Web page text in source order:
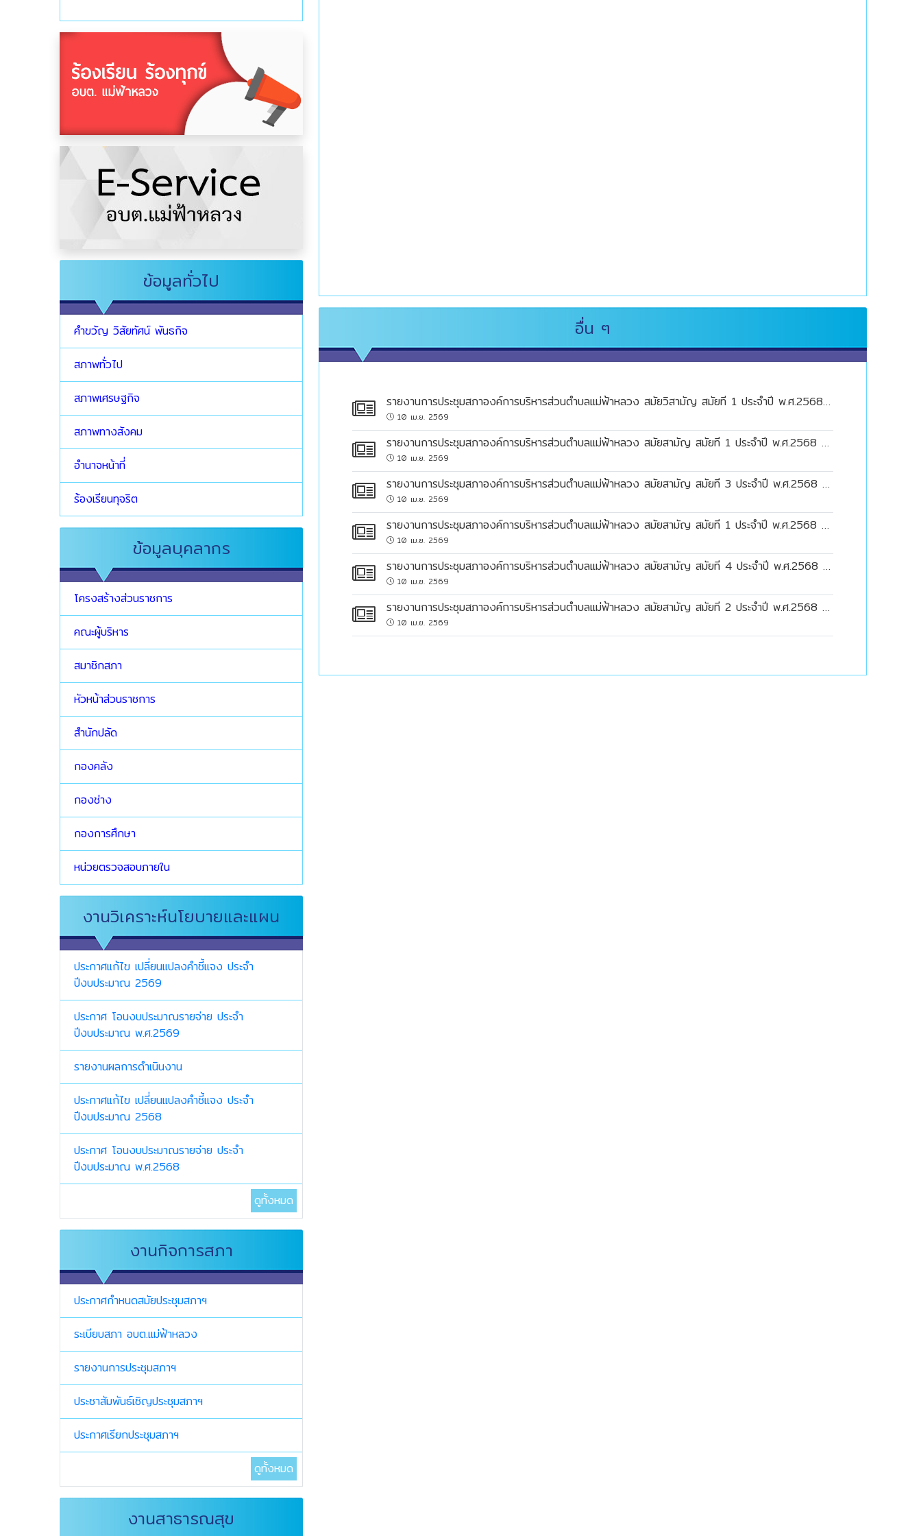
ข้อมูลทั่วไป
คำขวัญ วิสัยทัศน์ พันธกิจ
สภาพทั่วไป
สภาพเศรษฐกิจ
สภาพทางสังคม
อำนาจหน้าที่
ร้องเรียนทุจริต
ข้อมูลบุคลากร
โครงสร้างส่วนราชการ
คณะผู้บริหาร
สมาชิกสภา
หัวหน้าส่วนราชการ
สำนักปลัด
กองคลัง
กองช่าง
กองการศึกษา
หน่วยตรวจสอบภายใน
งานวิเคราะห์นโยบายและแผน
ประกาศแก้ไข เปลี่ยนแปลงคำชี้แจง ประจำ
ปีงบประมาณ 2569
ประกาศ โอนงบประมาณรายจ่าย ประจำ
ปีงบประมาณ พ.ศ.2569
รายงานผลการดำเนินงาน
ประกาศแก้ไข เปลี่ยนแปลงคำชี้แจง ประจำ
ปีงบประมาณ 2568
ประกาศ โอนงบประมาณรายจ่าย ประจำ
ปีงบประมาณ พ.ศ.2568
ดูทั้งหมด
งานกิจการสภา
ประกาศกำหนดสมัยประชุมสภาฯ
ระเบียบสภา อบต.แม่ฟ้าหลวง
รายงานการประชุมสภาฯ
ประชาสัมพันธ์เชิญประชุมสภาฯ
ประกาศเรียกประชุมสภาฯ
ดูทั้งหมด
งานสาธารณสุข
อื่น ๆ
news รายงานการประชุมสภาองค์การบริหารส่วนตำบลแม่ฟ้าหลวง สมัยวิสามัญ สมัยที่ 1 ประจำปี พ.ศ.2568 ครั้งที่ 1
clock10 เม.ย. 2569
news รายงานการประชุมสภาองค์การบริหารส่วนตำบลแม่ฟ้าหลวง สมัยสามัญ สมัยที่ 1 ประจำปี พ.ศ.2568 ครั้งที่ 1
clock10 เม.ย. 2569
news รายงานการประชุมสภาองค์การบริหารส่วนตำบลแม่ฟ้าหลวง สมัยสามัญ สมัยที่ 3 ประจำปี พ.ศ.2568 ครั้งที่ 1
clock10 เม.ย. 2569
news รายงานการประชุมสภาองค์การบริหารส่วนตำบลแม่ฟ้าหลวง สมัยสามัญ สมัยที่ 1 ประจำปี พ.ศ.2568 ครั้งที่ 2
clock10 เม.ย. 2569
news รายงานการประชุมสภาองค์การบริหารส่วนตำบลแม่ฟ้าหลวง สมัยสามัญ สมัยที่ 4 ประจำปี พ.ศ.2568 ครั้งที่ 1
clock10 เม.ย. 2569
news รายงานการประชุมสภาองค์การบริหารส่วนตำบลแม่ฟ้าหลวง สมัยสามัญ สมัยที่ 2 ประจำปี พ.ศ.2568 ครั้งที่ 1
clock10 เม.ย. 2569